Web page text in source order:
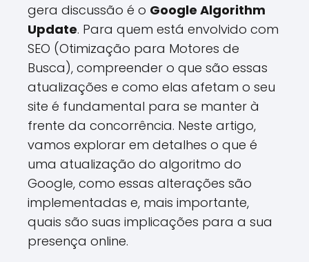
gera discussão é o Google Algorithm
Update. Para quem está envolvido com
SEO (Otimização para Motores de
Busca), compreender o que são essas
atualizações e como elas afetam o seu
site é fundamental para se manter à
frente da concorrência. Neste artigo,
vamos explorar em detalhes o que é
uma atualização do algoritmo do
Google, como essas alterações são
implementadas e, mais importante,
quais são suas implicações para a sua
presença online.